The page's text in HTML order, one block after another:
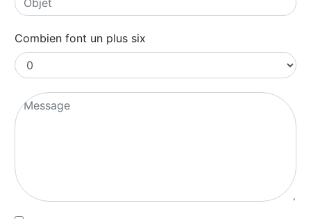
Combien font un plus six